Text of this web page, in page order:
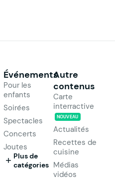
Événements
Pour les
enfants
Soirées
Spectacles
Concerts
Joutes
Plus de
catégories
Autre
contenus
Carte
interractive
NOUVEAU
Actualités
Recettes de
cuisine
Médias
vidéos